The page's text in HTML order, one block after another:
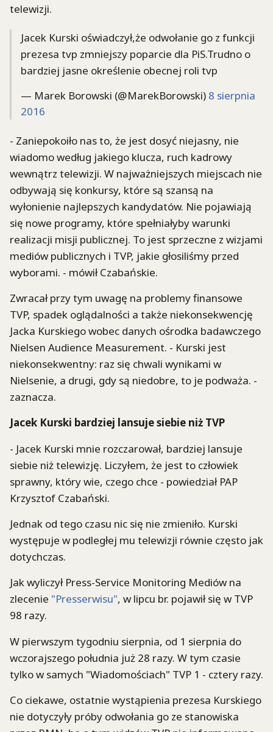
telewizji.
Jacek Kurski oświadczył,że odwołanie go z funkcji
prezesa tvp zmniejszy poparcie dla PiS.Trudno o
bardziej jasne określenie obecnej roli tvp
— Marek Borowski (@MarekBorowski) 8 sierpnia
2016
- Zaniepokoiło nas to, że jest dosyć niejasny, nie
wiadomo według jakiego klucza, ruch kadrowy
wewnątrz telewizji. W najważniejszych miejscach nie
odbywają się konkursy, które są szansą na
wyłonienie najlepszych kandydatów. Nie pojawiają
się nowe programy, które spełniałyby warunki
realizacji misji publicznej. To jest sprzeczne z wizjami
mediów publicznych i TVP, jakie głosiliśmy przed
wyborami. - mówił Czabańskie.
Zwracał przy tym uwagę na problemy finansowe
TVP, spadek oglądalności a także niekonsekwencję
Jacka Kurskiego wobec danych ośrodka badawczego
Nielsen Audience Measurement. - Kurski jest
niekonsekwentny: raz się chwali wynikami w
Nielsenie, a drugi, gdy są niedobre, to je podważa. -
zaznacza.
Jacek Kurski bardziej lansuje siebie niż TVP
- Jacek Kurski mnie rozczarował, bardziej lansuje
siebie niż telewizję. Liczyłem, że jest to człowiek
sprawny, który wie, czego chce - powiedział PAP
Krzysztof Czabański.
Jednak od tego czasu nic się nie zmieniło. Kurski
występuje w podległej mu telewizji równie często jak
dotychczas.
Jak wyliczył Press-Service Monitoring Mediów na
zlecenie "Presserwisu", w lipcu br. pojawił się w TVP
98 razy.
W pierwszym tygodniu sierpnia, od 1 sierpnia do
wczorajszego południa już 28 razy. W tym czasie
tylko w samych "Wiadomościach" TVP 1 - cztery razy.
Co ciekawe, ostatnie wystąpienia prezesa Kurskiego
nie dotyczyły próby odwołania go ze stanowiska